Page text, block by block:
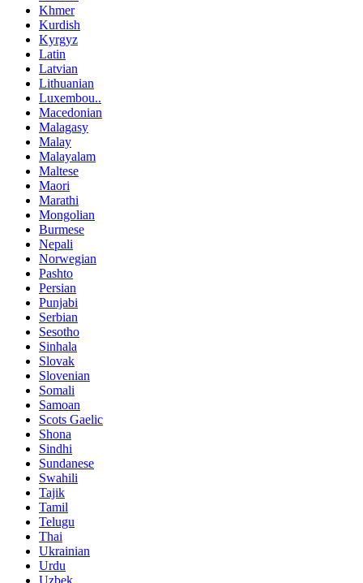
Khmer
Kurdish
Kyrgyz
Latin
Latvian
Lithuanian
Luxembou..
Macedonian
Malagasy
Malay
Malayalam
Maltese
Maori
Marathi
Mongolian
Burmese
Nepali
Norwegian
Pashto
Persian
Punjabi
Serbian
Sesotho
Sinhala
Slovak
Slovenian
Somali
Samoan
Scots Gaelic
Shona
Sindhi
Sundanese
Swahili
Tajik
Tamil
Telugu
Thai
Ukrainian
Urdu
Uzbek